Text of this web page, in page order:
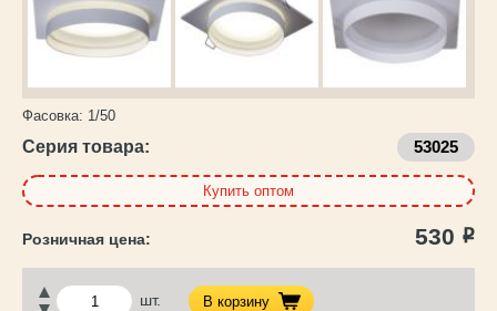
Фасовка: 1/50
Серия товара: 53025
Купить оптом
530 Р
шт. В корзину